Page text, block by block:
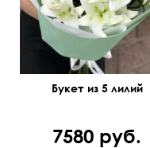
Букет из 5 лилий
7580 руб.